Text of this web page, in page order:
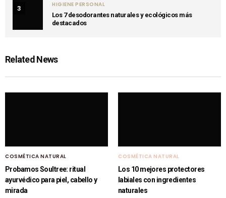
3
HIGIENE PERSONAL
Los 7 desodorantes naturales y ecológicos más
destacados
Related News
COSMÉTICA NATURAL
Probamos Soultree: ritual
ayurvédico para piel, cabello y
mirada
COSMÉTICA NATURAL
Los 10 mejores protectores
labiales con ingredientes
naturales